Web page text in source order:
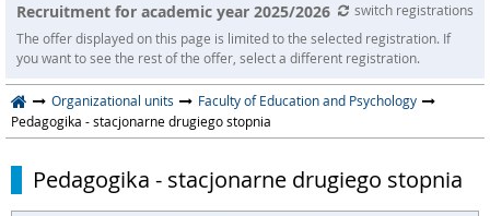
Recruitment for academic year 2025/2026
switch registrations
The offer displayed on this page is limited to the selected registration. If
you want to see the rest of the offer, select a different registration.
Organizational units
Faculty of Education and Psychology
Pedagogika - stacjonarne drugiego stopnia
Pedagogika - stacjonarne drugiego stopnia